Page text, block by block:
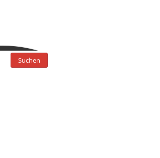
Suchen